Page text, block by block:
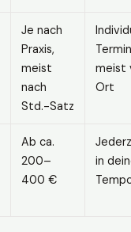
Je nach
Praxis,
meist
nach
Std.-Satz
meist
Ort
Ab ca.
200–
400 €
in